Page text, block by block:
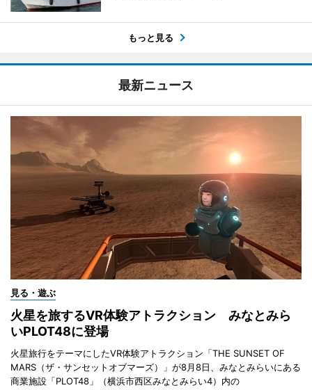
もっと見る
最新ニュース
見る・遊ぶ
火星を旅するVR体験アトラクション みなとみら
いPLOT48に登場
火星旅行をテーマにしたVR体験アトラクション「THE SUNSET OF
MARS（ザ・サンセットオブマーズ）」が8月8日、みなとみらいにある
商業施設「PLOT48」（横浜市西区みなとみらい4）内の